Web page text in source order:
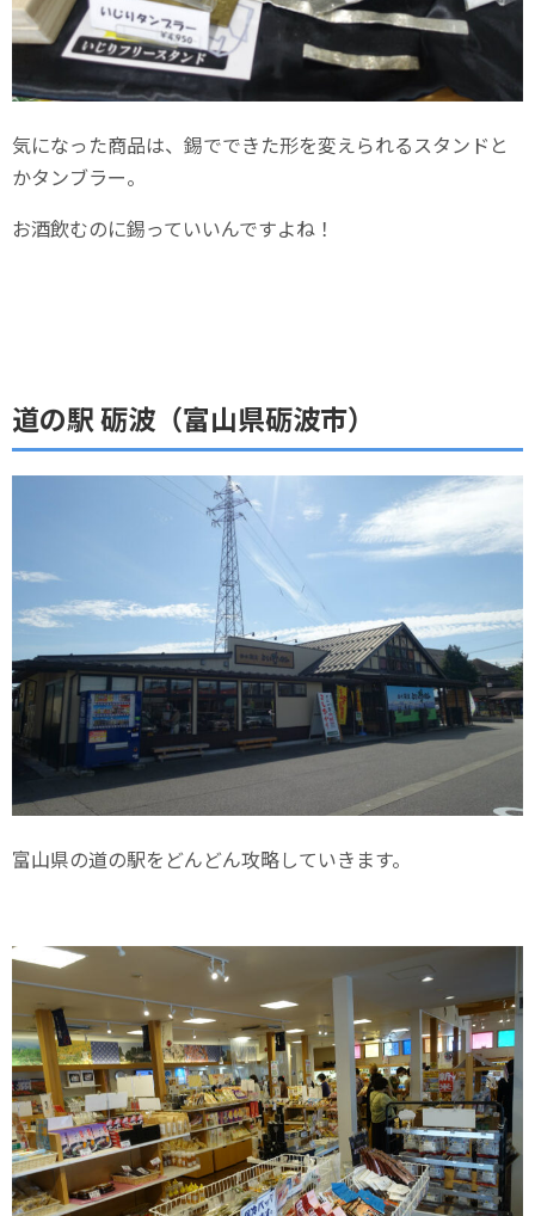
気になった商品は、錫でできた形を変えられるスタンドと
かタンブラー。
お酒飲むのに錫っていいんですよね！
道の駅 砺波（富山県砺波市）
富山県の道の駅をどんどん攻略していきます。